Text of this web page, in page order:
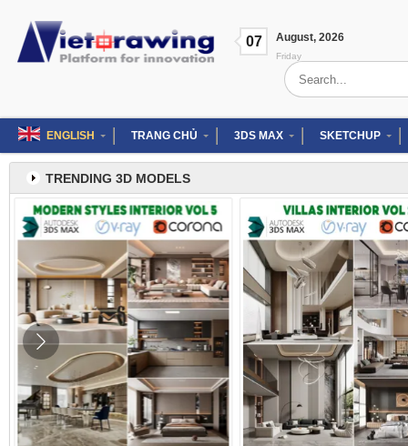
content
07 August, 2026
Friday
Search
for:
ENGLISH TRANG CHỦ 3DS MAX SKETCHUP
TRENDING 3D MODELS